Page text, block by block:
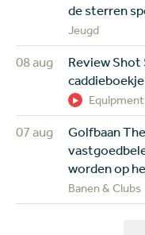
de sterren
Jeugd
08 aug
Review Shot
Equipment
07 aug
Golfbaan
worden op
Banen & Clubs